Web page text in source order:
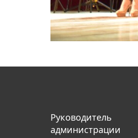
Руководитель
администрации